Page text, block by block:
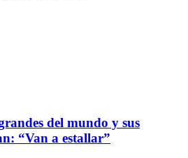
del mundo y sus
“Van a estallar”